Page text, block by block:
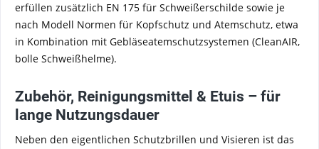
erfüllen zusätzlich EN 175 für Schweißerschilde sowie je
nach Modell Normen für Kopfschutz und Atemschutz, etwa
in Kombination mit Gebläseatemschutzsystemen (CleanAIR,
bolle Schweißhelme).
Zubehör, Reinigungsmittel & Etuis – für
lange Nutzungsdauer
Neben den eigentlichen Schutzbrillen und Visieren ist das